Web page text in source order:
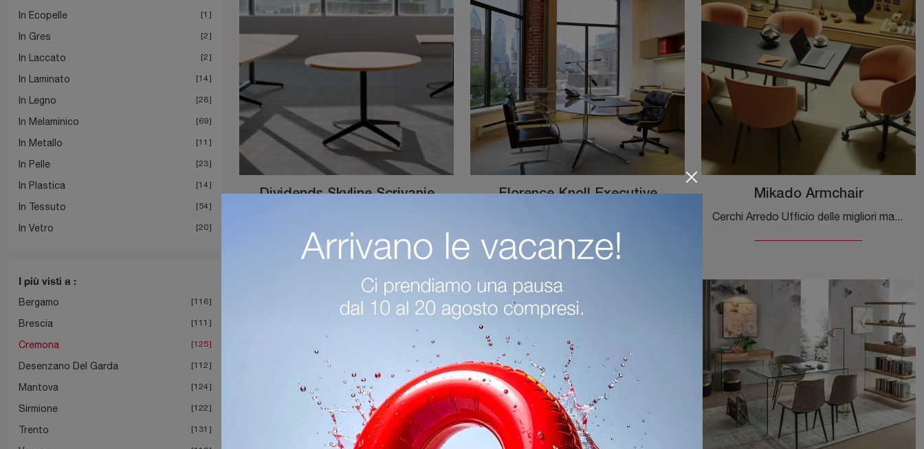
In Ecopelle 1
In Gres 2
In Laccato 2
In Laminato 14
In Legno 28
In Melaminico 69
In Metallo 11
In Pelle 23
In Plastica 14
In Tessuto 54
In Vetro 20
I più visti a :
Bergamo 116
Brescia 111
Cremona 125
Desenzano Del Garda 112
Mantova 124
Sirmione 122
Trento 131
Dividends Skyline Scrivanie
Florence Knoll Executive
Mikado Armchair
Cerchi Arredo Ufficio delle migliori marche? Scopri le differenti soluzioni di sedie operative in tessuto, come il modello Mikado Armchair di Vitra.